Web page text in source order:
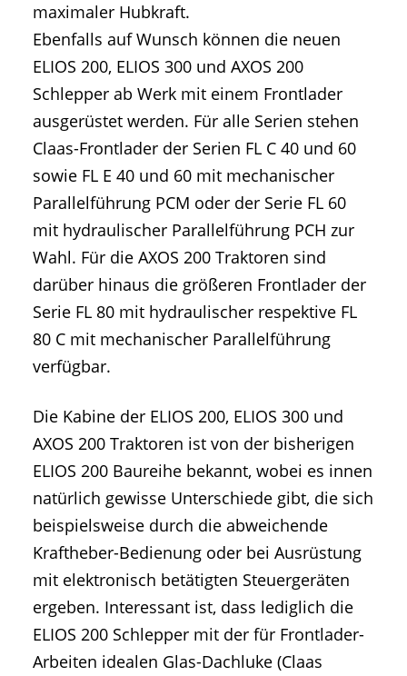
maximaler Hubkraft.
Ebenfalls auf Wunsch können die neuen
ELIOS 200, ELIOS 300 und AXOS 200
Schlepper ab Werk mit einem Frontlader
ausgerüstet werden. Für alle Serien stehen
Claas-Frontlader der Serien FL C 40 und 60
sowie FL E 40 und 60 mit mechanischer
Parallelführung PCM oder der Serie FL 60
mit hydraulischer Parallelführung PCH zur
Wahl. Für die AXOS 200 Traktoren sind
darüber hinaus die größeren Frontlader der
Serie FL 80 mit hydraulischer respektive FL
80 C mit mechanischer Parallelführung
verfügbar.
Die Kabine der ELIOS 200, ELIOS 300 und
AXOS 200 Traktoren ist von der bisherigen
ELIOS 200 Baureihe bekannt, wobei es innen
natürlich gewisse Unterschiede gibt, die sich
beispielsweise durch die abweichende
Kraftheber-Bedienung oder bei Ausrüstung
mit elektronisch betätigten Steuergeräten
ergeben. Interessant ist, dass lediglich die
ELIOS 200 Schlepper mit der für Frontlader-
Arbeiten idealen Glas-Dachluke (Claas